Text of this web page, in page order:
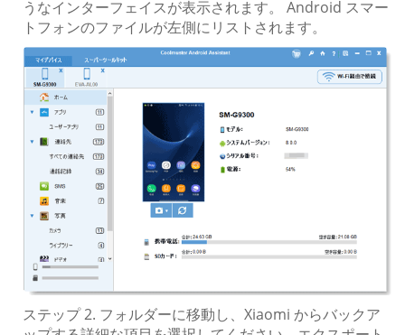
うなインターフェイスが表示されます。 Android スマー
トフォンのファイルが左側にリストされます。
ステップ 2. フォルダーに移動し、Xiaomi からバックア